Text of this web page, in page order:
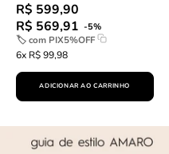
R$ 599,90
R$ 569,91 -5%
🏷 com PIX5%OFF
6x R$ 99,98
ADICIONAR AO CARRINHO